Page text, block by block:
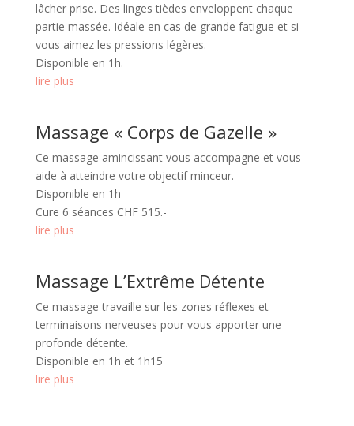
lâcher prise. Des linges tièdes enveloppent chaque
partie massée. Idéale en cas de grande fatigue et si
vous aimez les pressions légères.
Disponible en 1h.
lire plus
Massage « Corps de Gazelle »
Ce massage amincissant vous accompagne et vous
aide à atteindre votre objectif minceur.
Disponible en 1h
Cure 6 séances CHF 515.-
lire plus
Massage L’Extrême Détente
Ce massage travaille sur les zones réflexes et
terminaisons nerveuses pour vous apporter une
profonde détente.
Disponible en 1h et 1h15
lire plus